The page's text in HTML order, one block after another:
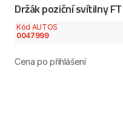
Držák poziční svítilny
Kód AUTOS
0047999
Cena po přihlášení